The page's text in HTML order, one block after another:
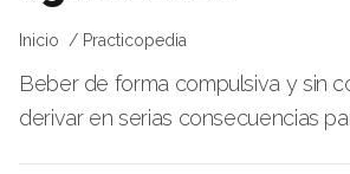
Inicio Practicopedia
Beber de forma compulsiva y sin
derivar en serias consecuencias